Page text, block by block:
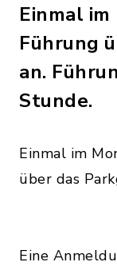
Einmal
Führung
an.
Stunde.
Einmal im
über das
Eine